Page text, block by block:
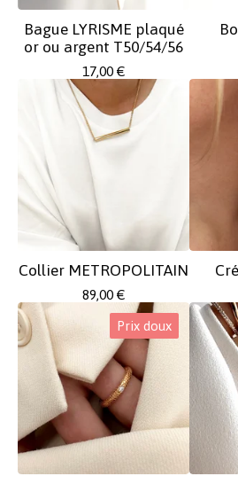
Bague LYRISME plaqué
or ou argent T50/54/56
17,00 €
Collier METROPOLITAIN
89,00 €
Prix doux